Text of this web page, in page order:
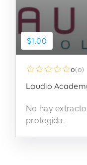
$1.00
0(0)
Laudio
No hay
protegida.